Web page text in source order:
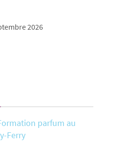
2026
parfum au
Ferry